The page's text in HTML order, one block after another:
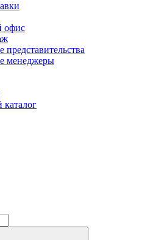
офис
представительства
менеджеры